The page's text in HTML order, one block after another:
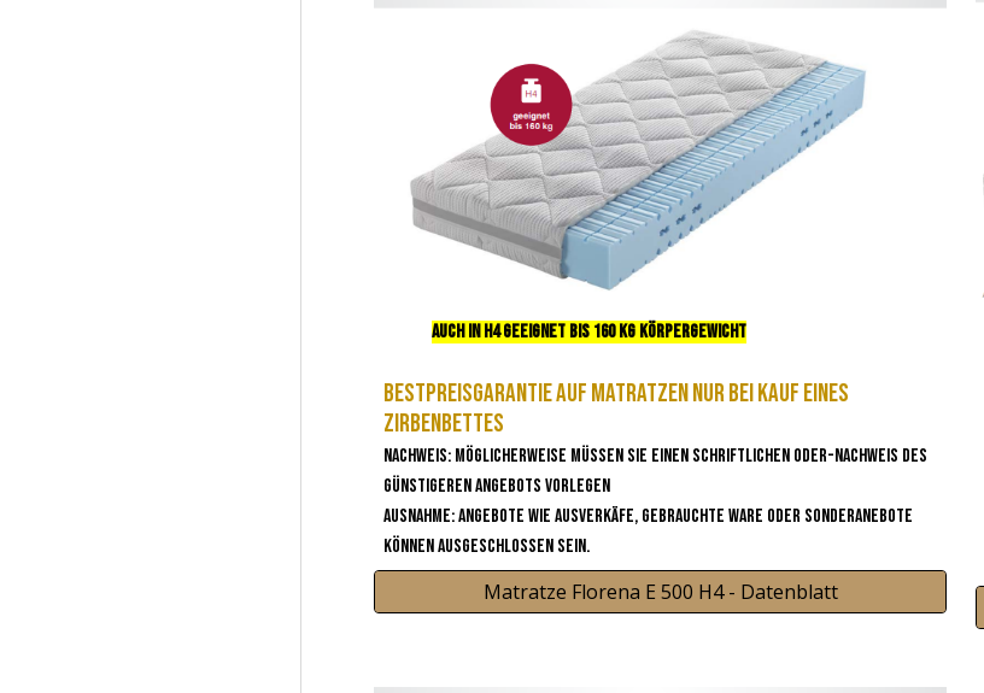
auch in H4 geeignet bis 160 kg Körpergewicht
Bestpreisgarantie auf Matratzen nur bei Kauf eines
Zirbenbettes
Nachweis: Möglicherweise müssen sie einen Schriftlichen oder-Nachweis des
günstigeren Angebots vorlegen
Ausnahme: Angebote wie Ausverkäfe, gebrauchte Ware oder Sonderanebote
können ausgeschlossen sein.
Matratze Florena E 500 H4 - Datenblatt